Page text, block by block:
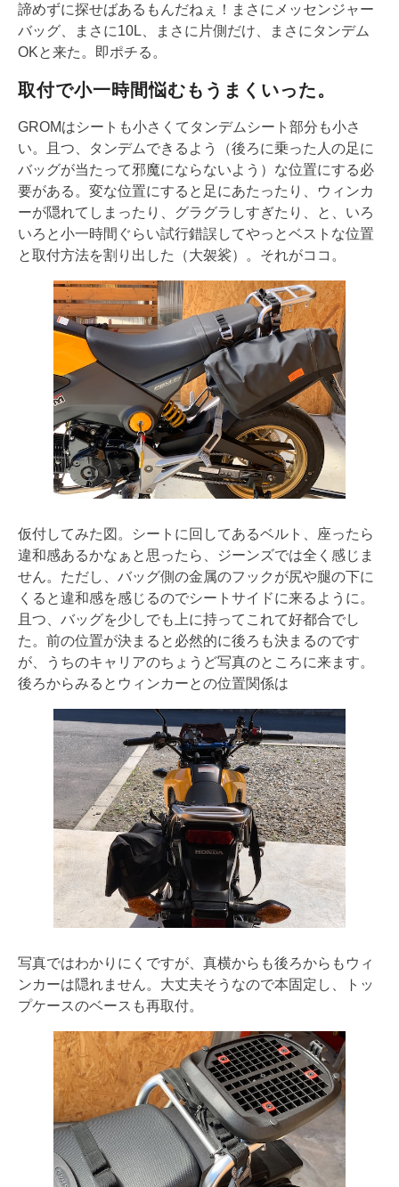
諦めずに探せばあるもんだねぇ！まさにメッセンジャー
バッグ、まさに10L、まさに片側だけ、まさにタンデム
OKと来た。即ポチる。
取付で小一時間悩むもうまくいった。
GROMはシートも小さくてタンデムシート部分も小さ
い。且つ、タンデムできるよう（後ろに乗った人の足に
バッグが当たって邪魔にならないよう）な位置にする必
要がある。変な位置にすると足にあたったり、ウィンカ
ーが隠れてしまったり、グラグラしすぎたり、と、いろ
いろと小一時間ぐらい試行錯誤してやっとベストな位置
と取付方法を割り出した（大袈裟）。それがココ。
仮付してみた図。シートに回してあるベルト、座ったら
違和感あるかなぁと思ったら、ジーンズでは全く感じま
せん。ただし、バッグ側の金属のフックが尻や腿の下に
くると違和感を感じるのでシートサイドに来るように。
且つ、バッグを少しでも上に持ってこれて好都合でし
た。前の位置が決まると必然的に後ろも決まるのです
が、うちのキャリアのちょうど写真のところに来ます。
後ろからみるとウィンカーとの位置関係は
写真ではわかりにくですが、真横からも後ろからもウィ
ンカーは隠れません。大丈夫そうなので本固定し、トッ
プケースのベースも再取付。